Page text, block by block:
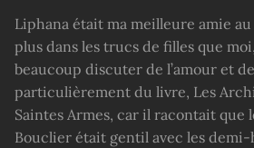
Liphana était ma meilleure amie
plus dans les trucs de filles que
beaucoup discuter de l’amour et
particulièrement du livre, Les
Saintes Armes, car il racontait que
Bouclier était gentil avec les demi-